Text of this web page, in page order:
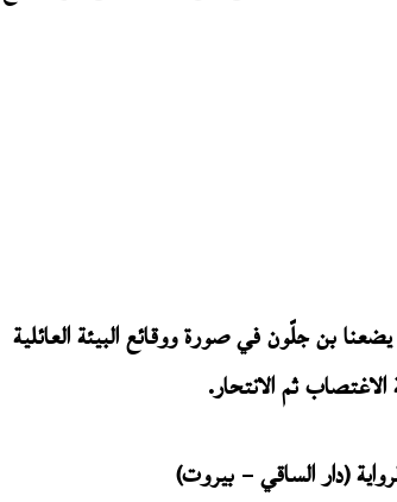
بن جلّون في صورة ووقائع البيئة العائلية
ثم الانتحار.
(دار الساقي – بيروت)